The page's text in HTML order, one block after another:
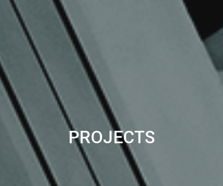
PROJECTS